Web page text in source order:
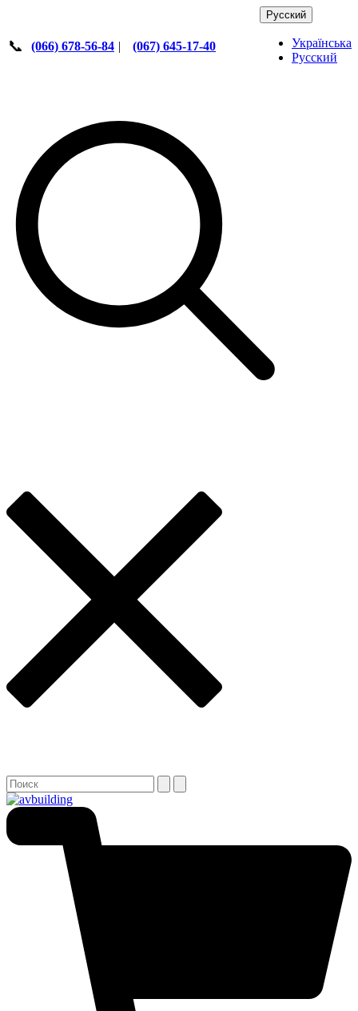
📞 (066) 678-56-84 | (067) 645-17-40
Русский
Українська
Русский